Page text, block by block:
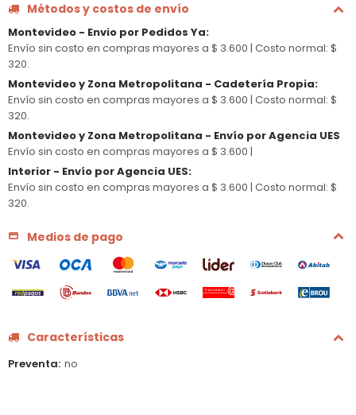
Métodos y costos de envío
Montevideo - Envio por Pedidos Ya:
Envío sin costo en compras mayores a $ 3.600 | Costo normal: $
320.
Montevideo y Zona Metropolitana - Cadetería Propia:
Envío sin costo en compras mayores a $ 3.600 | Costo normal: $
320.
Montevideo y Zona Metropolitana - Envío por Agencia UES
Envío sin costo en compras mayores a $ 3.600 |
Interior - Envío por Agencia UES:
Envío sin costo en compras mayores a $ 3.600 | Costo normal: $
320.
Medios de pago
Características
Preventa no